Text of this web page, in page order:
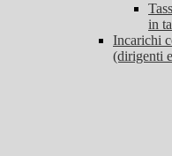
in
Incarichi
(dirigenti